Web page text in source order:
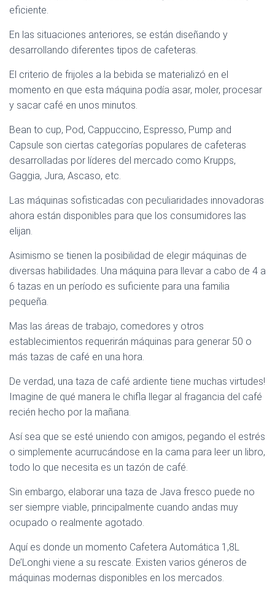
eficiente.
En las situaciones anteriores, se están diseñando y
desarrollando diferentes tipos de cafeteras.
El criterio de frijoles a la bebida se materializó en el
momento en que esta máquina podía asar, moler, procesar
y sacar café en unos minutos.
Bean to cup, Pod, Cappuccino, Espresso, Pump and
Capsule son ciertas categorías populares de cafeteras
desarrolladas por líderes del mercado como Krupps,
Gaggia, Jura, Ascaso, etc.
Las máquinas sofisticadas con peculiaridades innovadoras
ahora están disponibles para que los consumidores las
elijan.
Asimismo se tienen la posibilidad de elegir máquinas de
diversas habilidades. Una máquina para llevar a cabo de 4 a
6 tazas en un período es suficiente para una familia
pequeña.
Mas las áreas de trabajo, comedores y otros
establecimientos requerirán máquinas para generar 50 o
más tazas de café en una hora.
De verdad, una taza de café ardiente tiene muchas virtudes!
Imagine de qué manera le chifla llegar al fragancia del café
recién hecho por la mañana.
Así sea que se esté uniendo con amigos, pegando el estrés
o simplemente acurrucándose en la cama para leer un libro,
todo lo que necesita es un tazón de café.
Sin embargo, elaborar una taza de Java fresco puede no
ser siempre viable, principalmente cuando andas muy
ocupado o realmente agotado.
Aquí es donde un momento Cafetera Automática 1,8L
De’Longhi viene a su rescate. Existen varios géneros de
máquinas modernas disponibles en los mercados.